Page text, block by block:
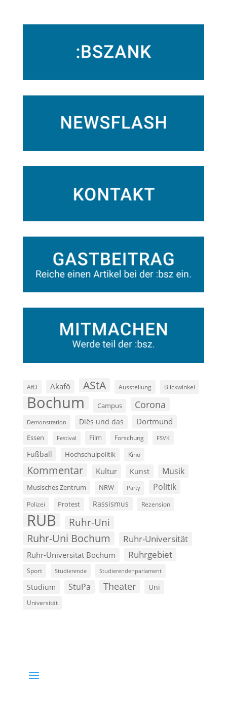
AfD Akafö AStA Ausstellung Blickwinkel
Bochum Campus Corona
Demonstration Diës und das Dortmund
Essen Festival Film Forschung FSVK
Fußball Hochschulpolitik Kino
Kommentar Kultur Kunst Musik
Musisches Zentrum NRW Party Politik
Polizei Protest Rassismus Rezension
RUB Ruhr-Uni
Ruhr-Uni Bochum Ruhr-Universität
Ruhr-Universität Bochum Ruhrgebiet
Sport Studierende Studierendenparlament
Studium StuPa Theater Uni
Universität